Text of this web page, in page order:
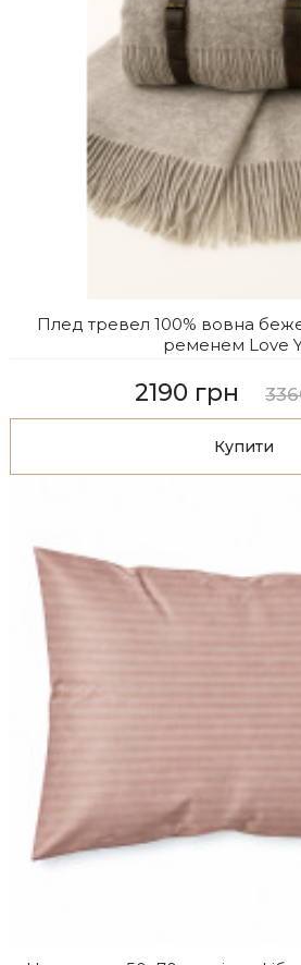
Плед тревел 100% вовна
ременем Love
2190 грн
Купити